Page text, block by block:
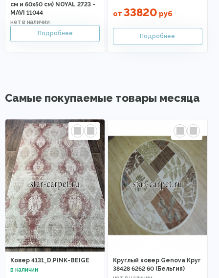
см и 60х50 см) NOYAL 2723 -
MAVI 11044
от 33820 руб
Самые покупаемые товары месяца
Ковер 4131_D.PINK-BEIGE
Круглый ковер Genova Круг
38428 6262 60 (Бельгия)